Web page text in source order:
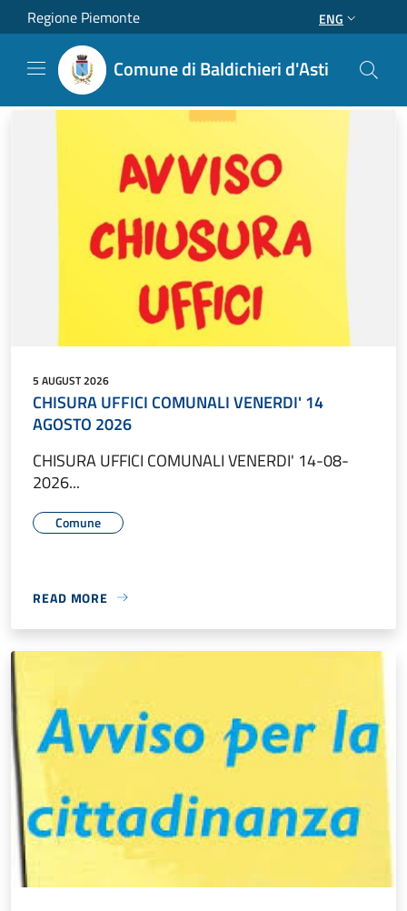
Salta al contenuto principale
Regione Piemonte ENG
Comune di Baldichieri d'Asti
5 AUGUST 2026
CHISURA UFFICI COMUNALI VENERDI' 14
AGOSTO 2026
CHISURA UFFICI COMUNALI VENERDI' 14-08-
2026...
Comune
READ MORE